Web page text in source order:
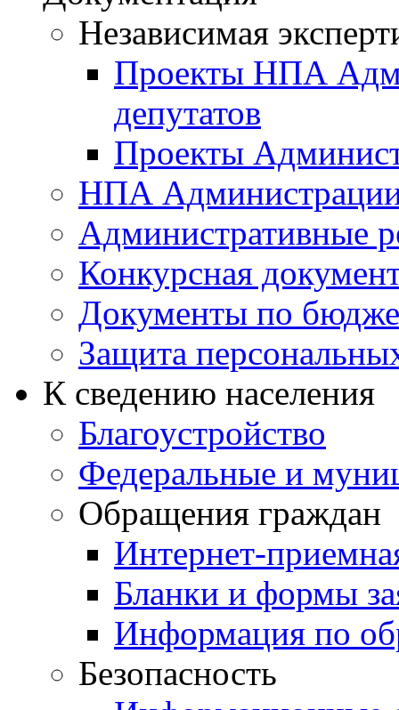
Независимая
Проекты НПА
депутатов
Проекты
НПА
Административные
Конкурсная
Документы по
Защита
К сведению населения
Благоустройство
Федеральные и
Обращения граждан
Интернет-
Бланки и формы
Информация по
Безопасность